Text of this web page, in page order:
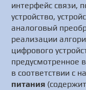
интерфейс связи,
устройство,
аналоговый
реализации
цифрового
предусмотренное
в соответствии с
питания